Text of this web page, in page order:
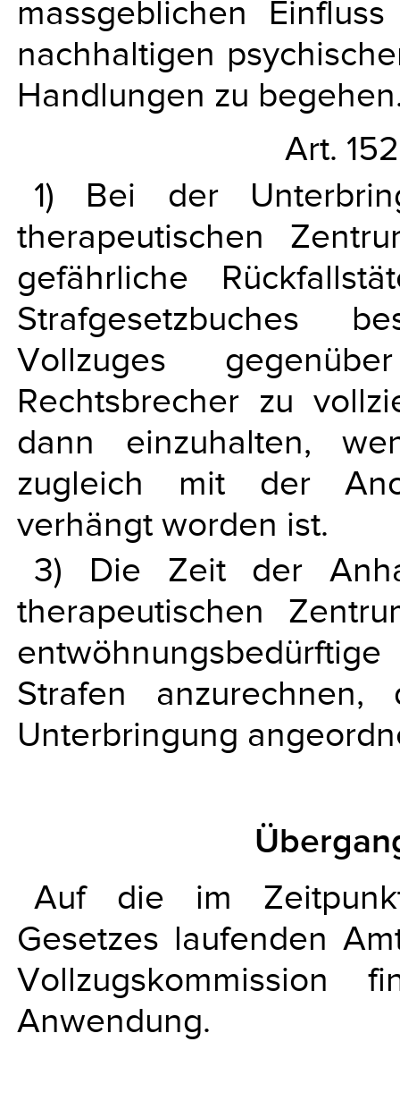
massgeblichen
nachhaltigen
Handlungen zu
Art.
1) Bei der
therapeutischen
gefährliche
Strafgesetzbuches
Vollzuges
Rechtsbrecher zu
dann einzuhalten,
zugleich mit der
verhängt worden ist.
3) Die Zeit der
therapeutischen
Strafen
Unterbringung
Auf die im
Gesetzes laufenden
Vollzugskommission
Anwendung.